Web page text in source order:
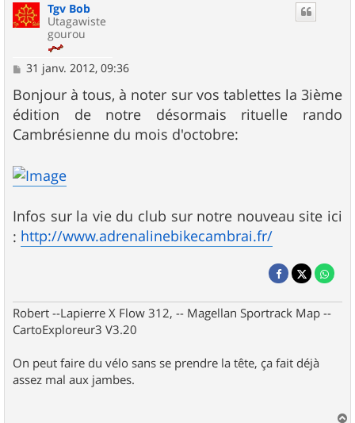
Tgv Bob
Utagawiste
gourou
M
s
s
a
g
e
31 janv. 2012, 09:36
Bonjour à tous, à noter sur vos tablettes la 3ième
édition de notre désormais rituelle rando
Cambrésienne du mois d'octobre:
Infos sur la vie du club sur notre nouveau site ici
: http://www.adrenalinebikecambrai.fr/
Robert --Lapierre X Flow 312, -- Magellan Sportrack Map --
CartoExploreur3 V3.20
On peut faire du vélo sans se prendre la tête, ça fait déjà
assez mal aux jambes.